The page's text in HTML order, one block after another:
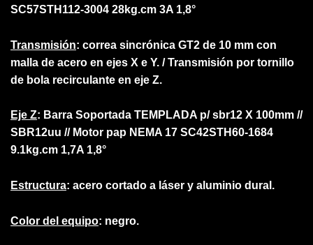
SC57STH112-3004 28kg.cm 3A 1,8°
Transmisión: correa sincrónica GT2 de 10 mm con
malla de acero en ejes X e Y. / Transmisión por tornillo
de bola recirculante en eje Z.
Eje Z: Barra Soportada TEMPLADA p/ sbr12 X 100mm //
SBR12uu // Motor pap NEMA 17 SC42STH60-1684
9.1kg.cm 1,7A 1,8°
Estructura: acero cortado a láser y aluminio dural.
Color del equipo: negro.